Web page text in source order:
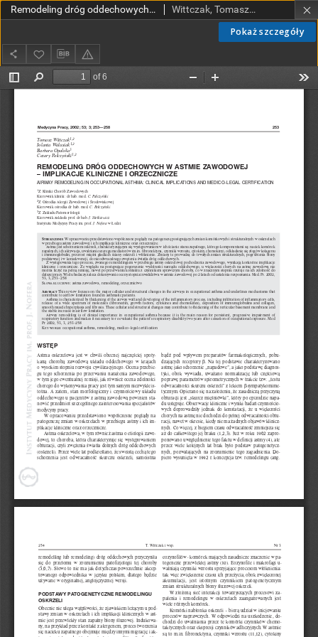
Pokaż szczegóły
Remodeling dróg oddechowych w astmie zawodowej - implikacje kliniczne i orzecznicze Wittczak, Tomasz; Walusiak, Jolanta; Opalska, Barbara; Pałczyński, Cezary